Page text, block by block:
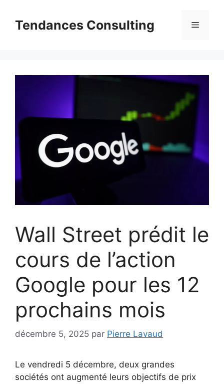
contenuTendances Consulting Menu
Wall Street prédit le
cours de l’action
Google pour les 12
prochains mois
décembre 5, 2025 par Pierre Lavaud
Le vendredi 5 décembre, deux grandes
sociétés ont augmenté leurs objectifs de prix